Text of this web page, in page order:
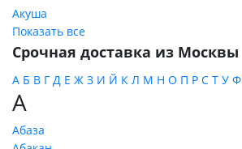
Акуша
Показать все
Срочная доставка из Москвы
А Б В Г Д Е Ж З И Й К Л М Н О П Р С Т У Ф
А
Абаза